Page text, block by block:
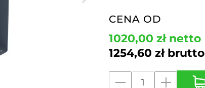
CENA OD
1020,00złnetto
1254,60złbrutto